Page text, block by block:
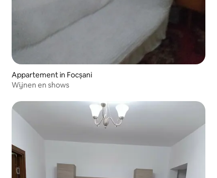
Appartement in Focșani
Wijnen en shows